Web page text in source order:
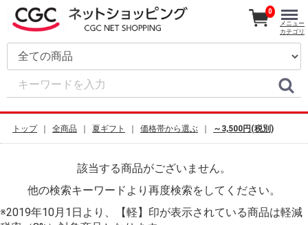
0
メニュー
カテゴリ
トップ 全商品 夏ギフト 価格帯から選ぶ ～3,500円(税別)
該当する商品がございません。
他の検索キーワードより再度検索をしてください。
※2019年10月1日より、【軽】印が表示されている商品は軽減